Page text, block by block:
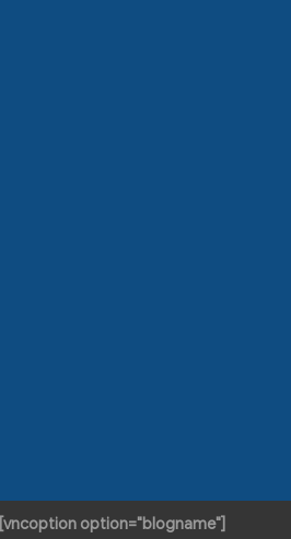
[vncoption option="blogname"]